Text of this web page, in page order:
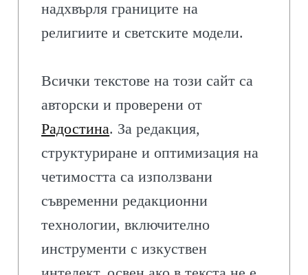
надхвърля границите на
религиите и светските модели.
Всички текстове на този сайт са
авторски и проверени от
Радостина. За редакция,
структуриране и оптимизация на
четимостта са използвани
съвременни редакционни
технологии, включително
инструменти с изкуствен